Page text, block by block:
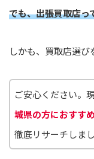
でも、出張買取店っ
しかも、買取店選び
ご安心ください。
城県の方におすす
徹底リサーチしまし